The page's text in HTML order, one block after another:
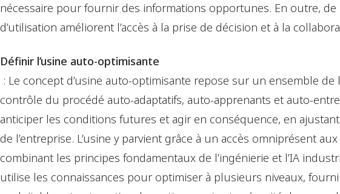
nécessaire pour fournir des informations opportunes. En outre, de
d’utilisation améliorent l’accès à la prise de décision et à la
Définir l’usine auto-optimisante
: Le concept d’usine auto-optimisante repose sur un ensemble
contrôle du procédé auto-adaptatifs, auto-apprenants et auto-
anticiper les conditions futures et agir en conséquence, en
de l’entreprise. L’usine y parvient grâce à un accès omniprésent
combinant les principes fondamentaux de l’ingénierie et l’IA
utilise les connaissances pour optimiser à plusieurs niveaux,